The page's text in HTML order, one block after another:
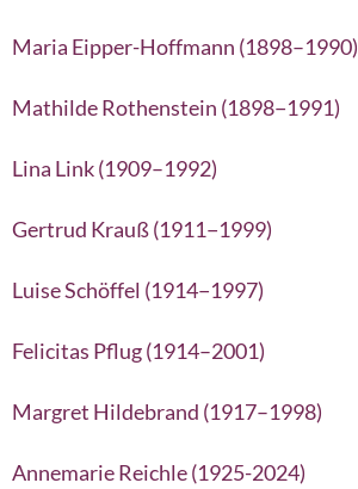
Maria Eipper-Hoffmann (1898–1990)
Mathilde Rothenstein (1898−1991)
Lina Link (1909–1992)
Gertrud Krauß (1911−1999)
Luise Schöffel (1914−1997)
Felicitas Pflug (1914–2001)
Margret Hildebrand (1917–1998)
Annemarie Reichle (1925-2024)